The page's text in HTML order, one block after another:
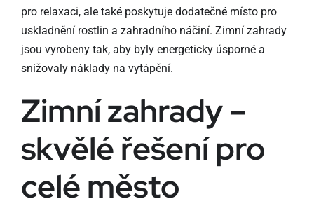
pro relaxaci, ale také poskytuje dodatečné místo pro
uskladnění rostlin a zahradního náčiní. Zimní zahrady
jsou vyrobeny tak, aby byly energeticky úsporné a
snižovaly náklady na vytápění.
Zimní zahrady –
skvělé řešení pro
celé město